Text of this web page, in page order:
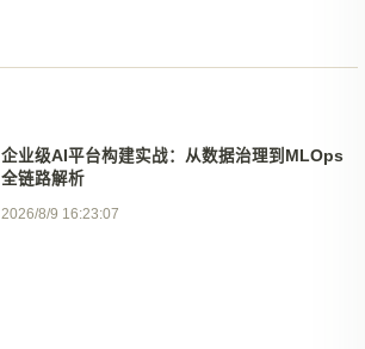
企业级AI平台构建实战：从数据治理到MLOps
全链路解析
2026/8/9 16:23:07